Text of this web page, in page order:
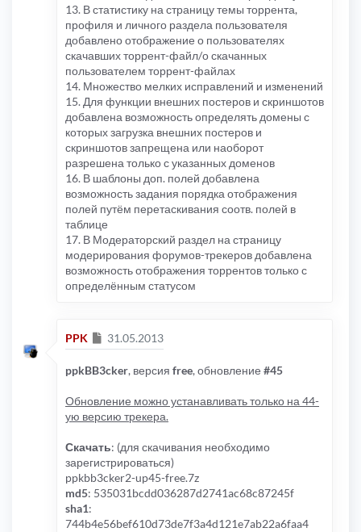
13. В статистику на страницу темы торрента,
профиля и личного раздела пользователя
добавлено отображение о пользователях
скачавших торрент-файл/о скачанных
пользователем торрент-файлах
14. Множество мелких исправлений и изменений
15. Для функции внешних постеров и скриншотов
добавлена возможность определять домены с
которых загрузка внешних постеров и
скриншотов запрещена или наоборот
разрешена только с указанных доменов
16. В шаблоны доп. полей добавлена
возможность задания порядка отображения
полей путём перетаскивания соотв. полей в
таблице
17. В Модераторский раздел на страницу
модерирования форумов-трекеров добавлена
возможность отображения торрентов только с
определённым статусом
PPK Сообщение
31.05.2013
ppkBB3cker, версия free, обновление #45
Обновление можно устанавливать только на 44-
ую версию трекера.
Скачать: (для скачивания необходимо
зарегистрироваться)
ppkbb3cker2-up45-free.7z
md5: 535031bcdd036287d2741ac68c87245f
sha1:
744b4e56bef610d73de7f3a4d121e7ab22a6faa4